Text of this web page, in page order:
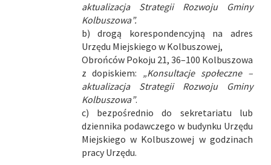
aktualizacja Strategii Rozwoju Gminy
Kolbuszowa”.
b) drogą korespondencyjną na adres
Urzędu Miejskiego w Kolbuszowej,
Obrońców Pokoju 21, 36–100 Kolbuszowa
z dopiskiem: „Konsultacje społeczne –
aktualizacja Strategii Rozwoju Gminy
Kolbuszowa”.
c) bezpośrednio do sekretariatu lub
dziennika podawczego w budynku Urzędu
Miejskiego w Kolbuszowej w godzinach
pracy Urzędu.